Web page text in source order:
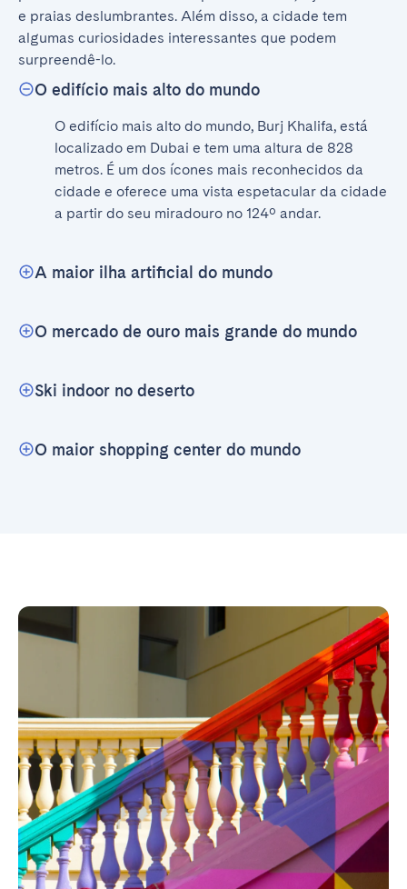
e praias deslumbrantes. Além disso, a cidade tem
algumas curiosidades interessantes que podem
surpreendê-lo.
O edifício mais alto do mundo
O edifício mais alto do mundo, Burj Khalifa, está
localizado em Dubai e tem uma altura de 828
metros. É um dos ícones mais reconhecidos da
cidade e oferece uma vista espetacular da cidade
a partir do seu miradouro no 124º andar.
A maior ilha artificial do mundo
O mercado de ouro mais grande do mundo
Ski indoor no deserto
O maior shopping center do mundo